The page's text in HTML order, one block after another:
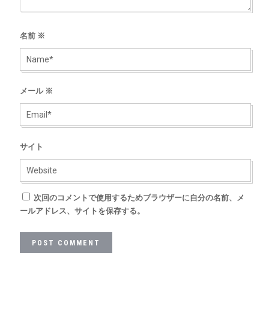
名前 ※
メール ※
サイト
次回のコメントで使用するためブラウザーに自分の名前、メ
ールアドレス、サイトを保存する。